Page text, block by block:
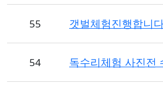
55 갯벌체험진행합니
54 독수리체험 사진전